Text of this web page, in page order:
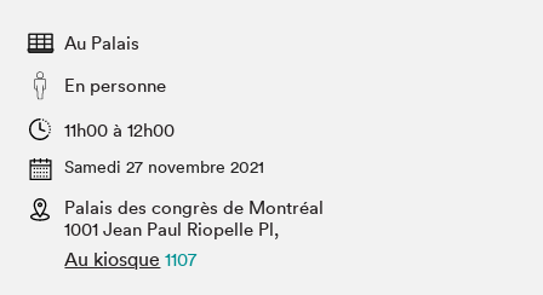
Espace médias
Espace exposant⋅e⋅s
Vidéos et Balados
Club de lecture Braindate
Édition 2022
Planifier sa visite
Projets partenaires 2022
Archives
Au Palais
En personne
11h00 à 12h00
Samedi 27 novembre 2021
Palais des congrès de Montréal
1001 Jean Paul Riopelle Pl,
Au kiosque 1107